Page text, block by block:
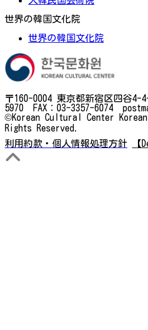
世界の韓国文化院
世界の韓国文化院
〒160-0004 東京都新宿区四谷4-
5970 FAX：03-3357-6074
©Korean Cultural Center
Rights Reserved.
利用約款・個人情報処理方針
【